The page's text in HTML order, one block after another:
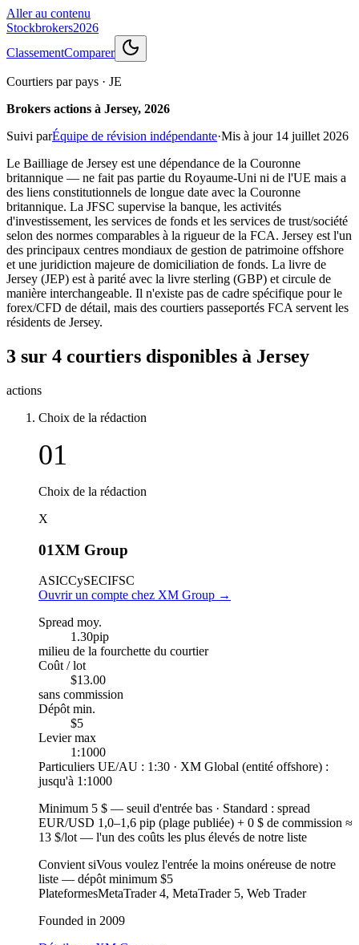
Aller au contenu
Stockbrokers2026
ClassementComparer
Courtiers par pays · JE
Brokers actions à Jersey, 2026
Suivi parÉquipe de révision indépendante·Mis à jour 14 juillet 2026
Le Bailliage de Jersey est une dépendance de la Couronne
britannique — ne fait pas partie du Royaume-Uni ni de l'UE mais a
des liens constitutionnels de longue date avec la Couronne
britannique. La JFSC supervise la banque, les activités
d'investissement, les services de fonds et les services de trust/société
selon des normes comparables à la rigueur de la FCA. Jersey est l'un
des principaux centres mondiaux de gestion de patrimoine offshore
et une juridiction majeure de domiciliation de fonds. La livre de
Jersey (JEP) est à parité avec la livre sterling (GBP) et circule de
manière interchangeable. Il n'existe pas de cadre spécifique pour le
forex/CFD de détail, mais des courtiers passeportés FCA servent les
résidents de Jersey.
3 sur 4 courtiers disponibles à Jersey
actions
Choix de la rédaction
01
Choix de la rédaction
X
01XM Group
ASICCySECIFSC
Ouvrir un compte chez XM Group →
Spread moy.
1.30pip
milieu de la fourchette du courtier
Coût / lot
$13.00
sans commission
Dépôt min.
$5
Levier max
1:1000
Particuliers UE/AU : 1:30 · XM Global (entité offshore) :
jusqu'à 1:1000
Minimum 5 $ — seuil d'entrée bas · Standard : spread
EUR/USD 1,0–1,6 pip (plage publiée) + 0 $ de commission ≈
13 $/lot — l'un des coûts les plus élevés de notre liste
Convient siVous voulez l'entrée la moins onéreuse de notre
liste — dépôt minimum $5
PlateformesMetaTrader 4, MetaTrader 5, Web Trader
Founded in 2009